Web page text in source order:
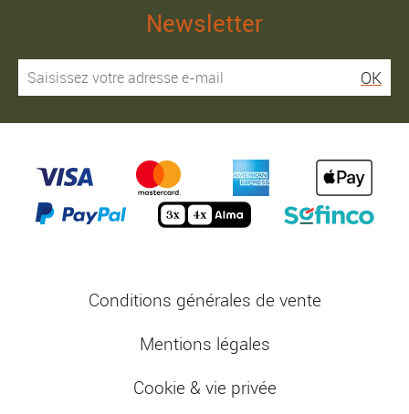
Newsletter
OK
Conditions générales de vente
Mentions légales
Cookie & vie privée